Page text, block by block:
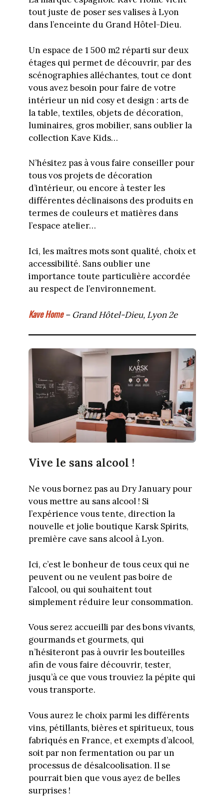
tout juste de poser ses valises à Lyon
dans l’enceinte du Grand Hôtel-Dieu.
Un espace de 1 500 m2 réparti sur deux
étages qui permet de découvrir, par des
scénographies alléchantes, tout ce dont
vous avez besoin pour faire de votre
intérieur un nid cosy et design : arts de
la table, textiles, objets de décoration,
luminaires, gros mobilier, sans oublier la
collection Kave Kids…
N’hésitez pas à vous faire conseiller pour
tous vos projets de décoration
d’intérieur, ou encore à tester les
différentes déclinaisons des produits en
termes de couleurs et matières dans
l’espace atelier…
Ici, les maîtres mots sont qualité, choix et
accessibilité. Sans oublier une
importance toute particulière accordée
au respect de l’environnement.
Kave Home– Grand Hôtel-Dieu, Lyon 2e
Vive le sans alcool !
Ne vous bornez pas au Dry January pour
vous mettre au sans alcool ! Si
l’expérience vous tente, direction la
nouvelle et jolie boutique Karsk Spirits,
première cave sans alcool à Lyon.
Ici, c’est le bonheur de tous ceux qui ne
peuvent ou ne veulent pas boire de
l’alcool, ou qui souhaitent tout
simplement réduire leur consommation.
Vous serez accueilli par des bons vivants,
gourmands et gourmets, qui
n’hésiteront pas à ouvrir les bouteilles
afin de vous faire découvrir, tester,
jusqu’à ce que vous trouviez la pépite qui
vous transporte.
Vous aurez le choix parmi les différents
vins, pétillants, bières et spiritueux, tous
fabriqués en France, et exempts d’alcool,
soit par non fermentation ou par un
processus de désalcoolisation. Il se
pourrait bien que vous ayez de belles
surprises !